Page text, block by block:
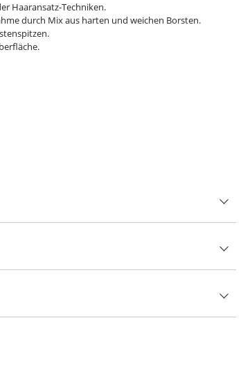
Haaransatz-Techniken.
durch Mix aus harten und weichen Borsten.